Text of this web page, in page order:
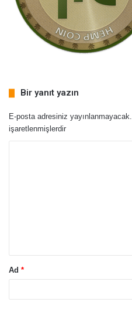
Bir yanıt yazın
E-posta adresiniz yayınlanmayacak.
işaretlenmişlerdir
Ad *